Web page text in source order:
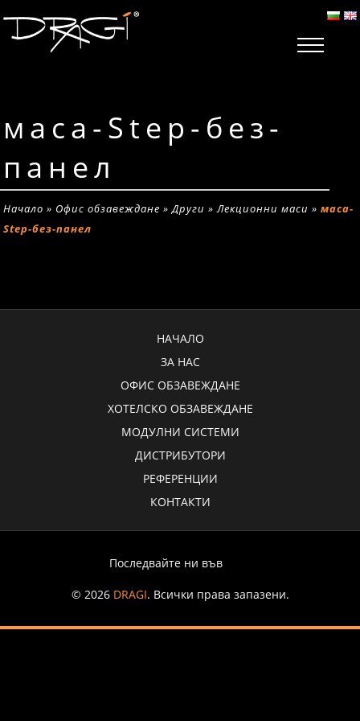
маса-Step-без-
панел
Начало » Офис обзавеждане »Други »Лекционни маси »маса-
Step-без-панел
НАЧАЛО
ЗА НАС
ОФИС ОБЗАВЕЖДАНЕ
ХОТЕЛСКО ОБЗАВЕЖДАНЕ
МОДУЛНИ СИСТЕМИ
ДИСТРИБУТОРИ
РЕФЕРЕНЦИИ
КОНТАКТИ
Последвайте ни във
© 2026 DRAGI. Всички права запазени.